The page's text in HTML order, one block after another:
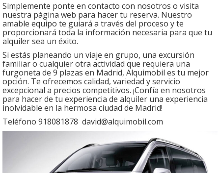
Simplemente ponte en contacto con nosotros o visita
nuestra página web para hacer tu reserva. Nuestro
amable equipo te guiará a través del proceso y te
proporcionará toda la información necesaria para que tu
alquiler sea un éxito.
Si estás planeando un viaje en grupo, una excursión
familiar o cualquier otra actividad que requiera una
furgoneta de 9 plazas en Madrid, Alquimobil es tu mejor
opción. Te ofrecemos calidad, variedad y servicio
excepcional a precios competitivos. ¡Confía en nosotros
para hacer de tu experiencia de alquiler una experiencia
inolvidable en la hermosa ciudad de Madrid!
Teléfono 918081878 david@alquimobil.com